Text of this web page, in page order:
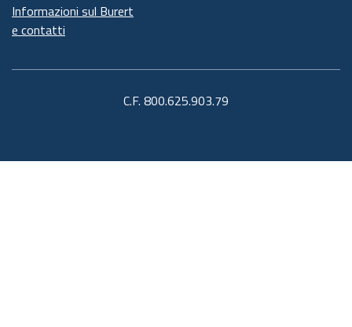
Informazioni sul Burert
e contatti
C.F. 800.625.903.79